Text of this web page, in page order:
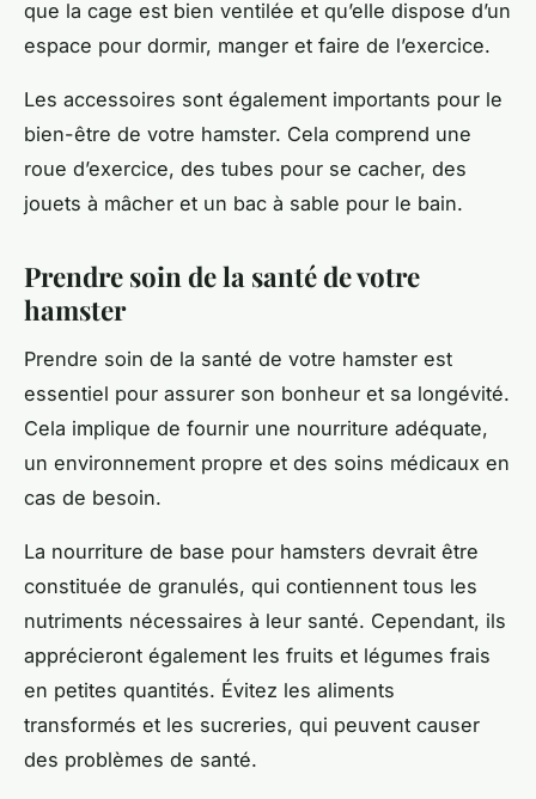
que la cage est bien ventilée et qu’elle dispose d’un
espace pour dormir, manger et faire de l’exercice.
Les accessoires sont également importants pour le
bien-être de votre hamster. Cela comprend une
roue d’exercice, des tubes pour se cacher, des
jouets à mâcher et un bac à sable pour le bain.
Prendre soin de la santé de votre
hamster
Prendre soin de la santé de votre hamster est
essentiel pour assurer son bonheur et sa longévité.
Cela implique de fournir une nourriture adéquate,
un environnement propre et des soins médicaux en
cas de besoin.
La nourriture de base pour hamsters devrait être
constituée de granulés, qui contiennent tous les
nutriments nécessaires à leur santé. Cependant, ils
apprécieront également les fruits et légumes frais
en petites quantités. Évitez les aliments
transformés et les sucreries, qui peuvent causer
des problèmes de santé.